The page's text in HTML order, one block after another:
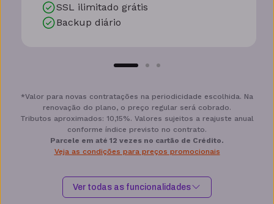
SSL ilimitado grátis
Backup diário
*Valor para novas contratações na periodicidade escolhida. Na
renovação do plano, o preço regular será cobrado.
Tributos aproximados: 10,15%. Valores sujeitos a reajuste anual
conforme índice previsto no contrato.
Parcele em até 12 vezes no cartão de Crédito.
Veja as condições para preços promocionais
Ver todas as funcionalidades